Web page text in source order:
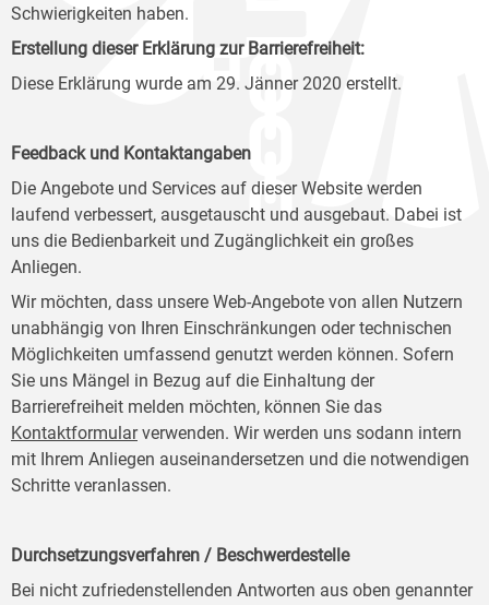
Schwierigkeiten haben.
Erstellung dieser Erklärung zur Barrierefreiheit:
Diese Erklärung wurde am 29. Jänner 2020 erstellt.
Feedback und Kontaktangaben
Die Angebote und Services auf dieser Website werden
laufend verbessert, ausgetauscht und ausgebaut. Dabei ist
uns die Bedienbarkeit und Zugänglichkeit ein großes
Anliegen.
Wir möchten, dass unsere Web-Angebote von allen Nutzern
unabhängig von Ihren Einschränkungen oder technischen
Möglichkeiten umfassend genutzt werden können. Sofern
Sie uns Mängel in Bezug auf die Einhaltung der
Barrierefreiheit melden möchten, können Sie das
Kontaktformularverwenden. Wir werden uns sodann intern
mit Ihrem Anliegen auseinandersetzen und die notwendigen
Schritte veranlassen.
Durchsetzungsverfahren / Beschwerdestelle
Bei nicht zufriedenstellenden Antworten aus oben genannter